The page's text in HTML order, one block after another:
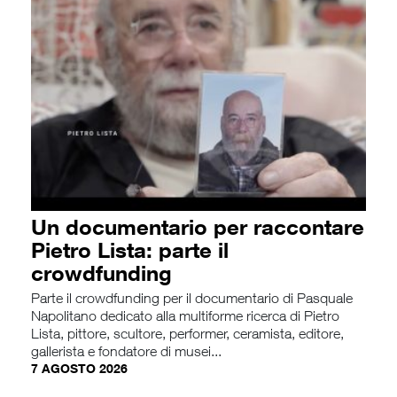
Un documentario per raccontare
Pietro Lista: parte il
crowdfunding
Parte il crowdfunding per il documentario di Pasquale
Napolitano dedicato alla multiforme ricerca di Pietro
Lista, pittore, scultore, performer, ceramista, editore,
gallerista e fondatore di musei...
7 AGOSTO 2026